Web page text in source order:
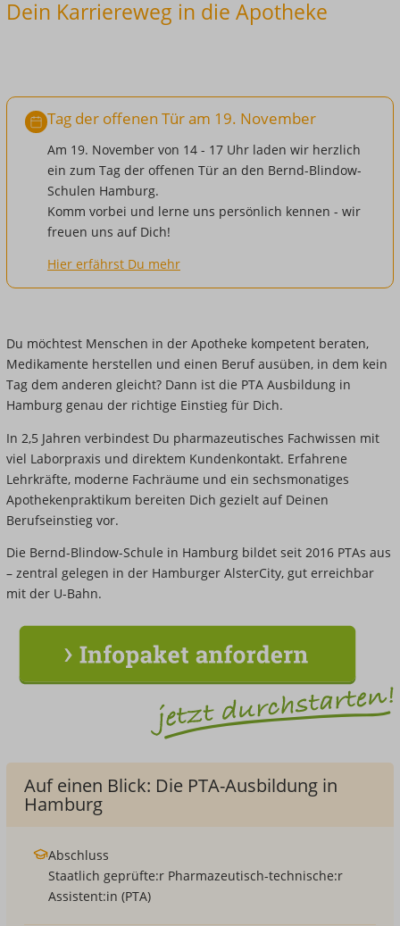
Dein Karriereweg in die Apotheke
Du möchtest Menschen in der Apotheke kompetent beraten,
Medikamente herstellen und einen Beruf ausüben, in dem kein
Tag dem anderen gleicht? Dann ist die PTA Ausbildung in
Hamburg genau der richtige Einstieg für Dich.
In 2,5 Jahren verbindest Du pharmazeutisches Fachwissen mit
viel Laborpraxis und direktem Kundenkontakt. Erfahrene
Lehrkräfte, moderne Fachräume und ein sechsmonatiges
Apothekenpraktikum bereiten Dich gezielt auf Deinen
Berufseinstieg vor.
Die Bernd-Blindow-Schule in Hamburg bildet seit 2016 PTAs aus
– zentral gelegen in der Hamburger AlsterCity, gut erreichbar
mit der U-Bahn.
Tag der offenen Tür am 19. November
Am 19. November von 14 - 17 Uhr laden wir herzlich
ein zum Tag der offenen Tür an den Bernd-Blindow-
Schulen Hamburg.
Komm vorbei und lerne uns persönlich kennen - wir
freuen uns auf Dich!
Hier erfährst Du mehr
Auf einen Blick: Die PTA-Ausbildung in
Hamburg
Abschluss
Staatlich geprüfte:r Pharmazeutisch-technische:r
Assistent:in (PTA)